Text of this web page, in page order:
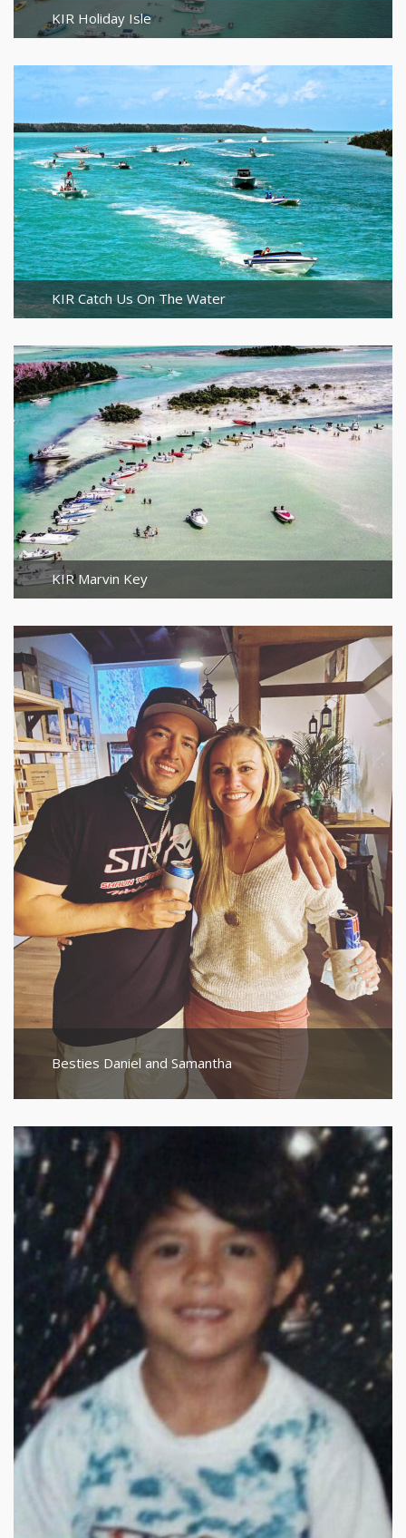
KIR Holiday Isle
KIR Catch Us On The Water
KIR Marvin Key
Besties Daniel and Samantha